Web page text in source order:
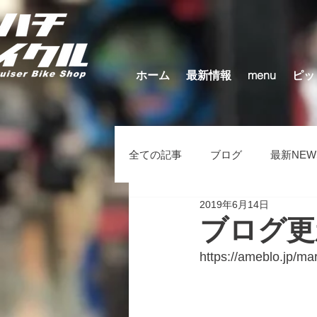
ホーム 最新情報 menu ピ
全ての記事 ブログ 最新
キッズバイク（在庫車）
ブログ
2019年6月14日
https://ameblo.jp/